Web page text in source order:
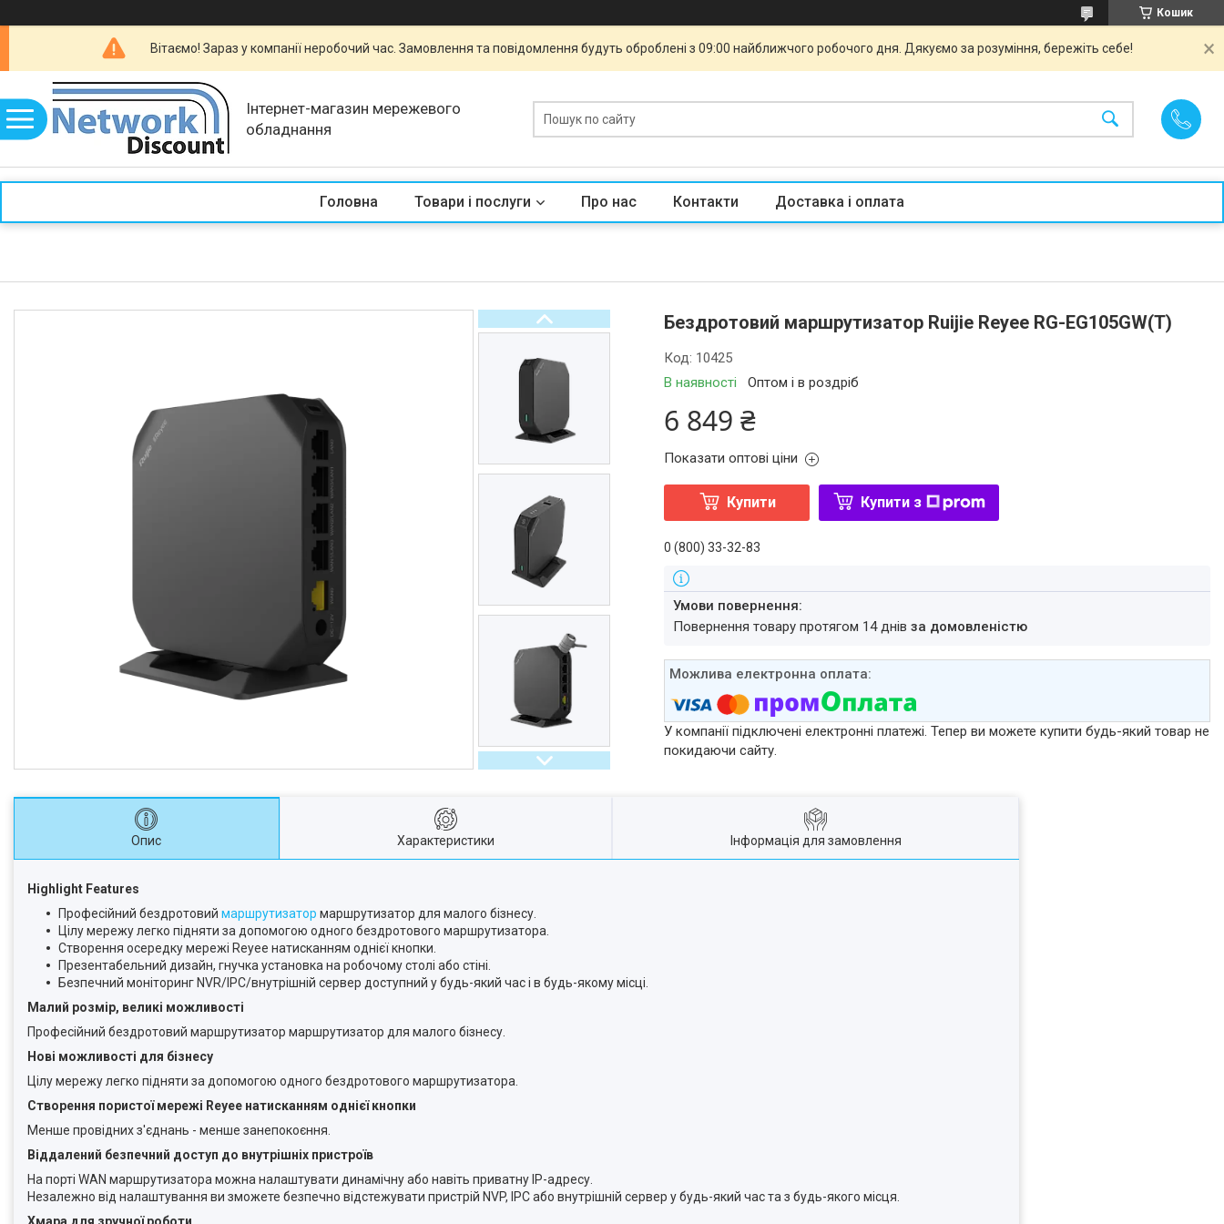
Кошик
Вітаємо! Зараз у компанії неробочий час. Замовлення та повідомлення будуть оброблені з 09:00 найближчого робочого дня. Дякуємо за розуміння, бережіть себе!
Інтернет-магазин мережевого
обладнання
Головна Товари і послуги Про нас Контакти Доставка і оплата
Бездротовий маршрутизатор Ruijie Reyee RG-EG105GW(T)
В наявності Оптом і в роздріб
Код: 10425
6 849 ₴
Показати оптові ціни
Купити Купити з
0 (800) 33-32-83
повернення товару протягом 14 днівза домовленістю
У компанії підключені електронні платежі. Тепер ви можете купити будь-який товар не
покидаючи сайту.
Опис Характеристики Інформація для замовлення
Highlight Features
Професійний бездротовий маршрутизатор маршрутизатор для малого бізнесу.
Цілу мережу легко підняти за допомогою одного бездротового маршрутизатора.
Створення осередку мережі Reyee натисканням однієї кнопки.
Презентабельний дизайн, гнучка установка на робочому столі або стіні.
Безпечний моніторинг NVR/IPC/внутрішній сервер доступний у будь-який час і в будь-якому місці.
Малий розмір, великі можливості
Професійний бездротовий маршрутизатор маршрутизатор для малого бізнесу.
Нові можливості для бізнесу
Цілу мережу легко підняти за допомогою одного бездротового маршрутизатора.
Створення пористої мережі Reyee натисканням однієї кнопки
Менше провідних з'єднань - менше занепокоєння.
Віддалений безпечний доступ до внутрішніх пристроїв
На порті WAN маршрутизатора можна налаштувати динамічну або навіть приватну IP-адресу.
Незалежно від налаштування ви зможете безпечно відстежувати пристрій NVP, IPC або внутрішній сервер у будь-який час та з будь-якого місця.